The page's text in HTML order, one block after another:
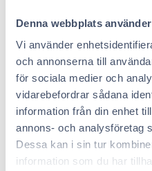
Denna webbplats
Vi använder
och annonserna till
för sociala medier och
vidarebefordrar sådana
information från din enhet
annons- och analysföretag
Dessa kan i sin tur
information som du har
yhdessä.
Suunnittele
perheloma
Nyt kun tiedät, mitä
perheellesi, on aika
lomasi. Kaupungin
luonnonkauniit maisemat